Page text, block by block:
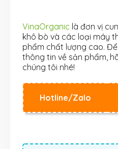
VinaOrganic là đơn vị
khô bò và các loại máy
phẩm chất lượng cao.
thông tin về sản phẩm,
chúng tôi nhé!
Hotline/Zalo